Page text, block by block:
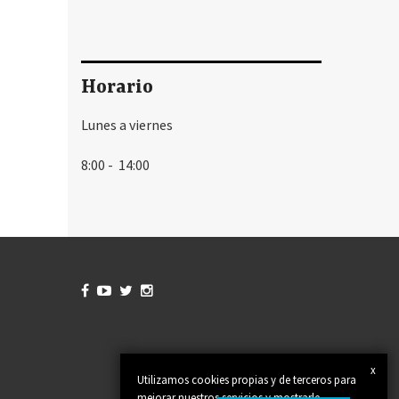
Horario
Lunes a viernes
8:00 - 14:00
x
Utilizamos cookies propias y de terceros para
   